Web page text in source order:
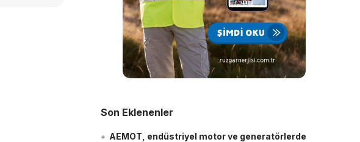
Son Eklenenler
AEMOT, endüstriyel motor ve generatörlerde